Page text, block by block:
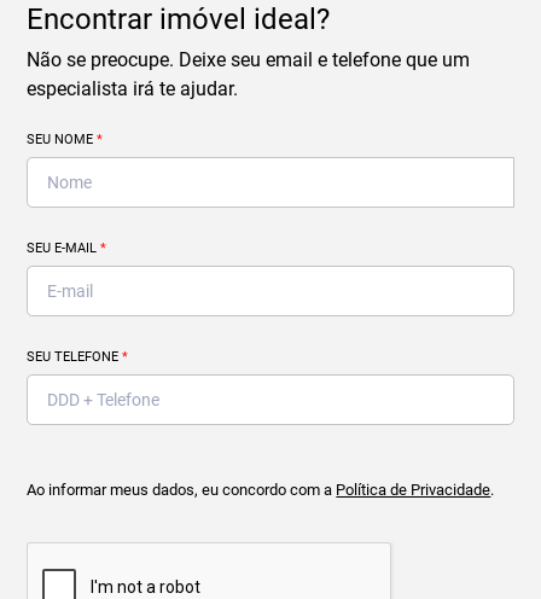
Encontrar imóvel ideal?
Não se preocupe. Deixe seu email e telefone que um
especialista irá te ajudar.
SEU NOME*
SEU E-MAIL*
SEU TELEFONE*
Ao informar meus dados, eu concordo com a Política de Privacidade.